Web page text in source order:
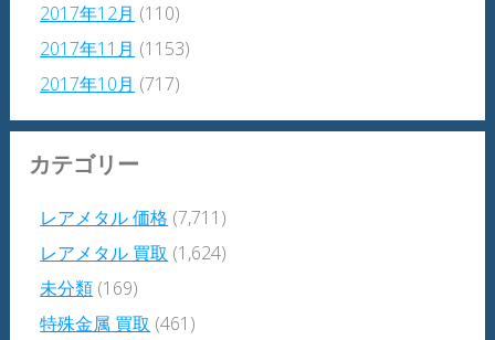
2017年12月 (110)
2017年11月 (1153)
2017年10月 (717)
カテゴリー
レアメタル 価格 (7,711)
レアメタル 買取 (1,624)
未分類 (169)
特殊金属 買取 (461)